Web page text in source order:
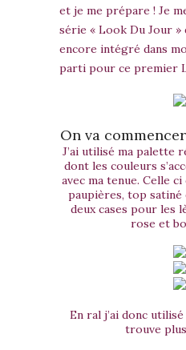
et je me prépare ! Je
série « Look Du Jour »
encore intégré dans
parti pour ce premier
On va
J’ai utilisé ma palette
dont les couleurs
avec ma tenue. Celle
paupières, top satiné
deux cases pour les
rose et
En ral j’ai donc
trouve